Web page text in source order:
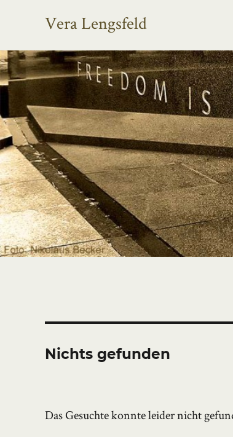
Vera Lengsfeld
Nichts gefunden
Das Gesuchte konnte leider nicht